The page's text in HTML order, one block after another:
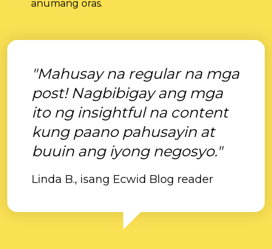
anumang oras.
"Mahusay na regular na mga
post! Nagbibigay ang mga
ito ng insightful na content
kung paano pahusayin at
buuin ang iyong negosyo."
Linda B., isang Ecwid Blog reader